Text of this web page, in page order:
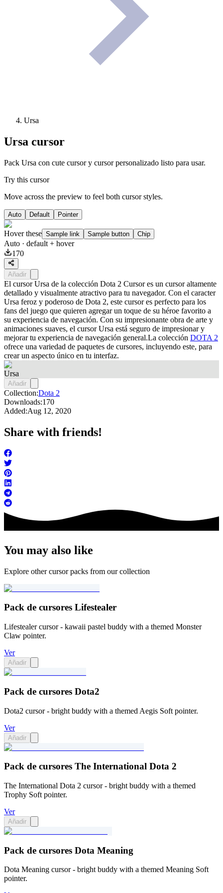
Ursa
Ursa cursor
Pack Ursa con cute cursor y cursor personalizado listo para usar.
Try this cursor
Move across the preview to feel both cursor styles.
Auto Default Pointer
Hover these Sample link Sample button Chip
Auto · default + hover
170
Añadir
El cursor Ursa de la colección Dota 2 Cursor es un cursor altamente
detallado y visualmente atractivo para tu navegador. Con el caracter
Ursa feroz y poderoso de Dota 2, este cursor es perfecto para los
fans del juego que quieren agregar un toque de su héroe favorito a
su experiencia de navegación. Con su impresionante obra de arte y
animaciones suaves, el cursor Ursa está seguro de impresionar y
mejorar tu experiencia de navegación general.La colección DOTA 2
ofrece una variedad de paquetes de cursores, incluyendo este, para
crear un aspecto único en tu interfaz.
Ursa
Añadir
Collection:Dota 2
Downloads:170
Added:Aug 12, 2020
Share with friends!
You may also like
Explore other cursor packs from our collection
Pack de cursores Lifestealer
Lifestealer cursor - kawaii pastel buddy with a themed Monster
Claw pointer.
Ver
Añadir
Pack de cursores Dota2
Dota2 cursor - bright buddy with a themed Aegis Soft pointer.
Ver
Añadir
Pack de cursores The International Dota 2
The International Dota 2 cursor - bright buddy with a themed
Trophy Soft pointer.
Ver
Añadir
Pack de cursores Dota Meaning
Dota Meaning cursor - bright buddy with a themed Meaning Soft
pointer.